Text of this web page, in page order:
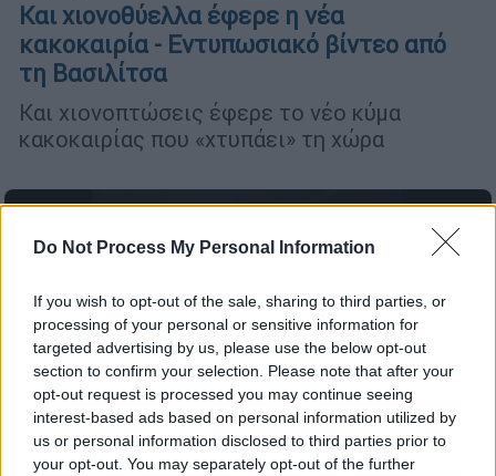
Do Not Process My Personal Information
If you wish to opt-out of the sale, sharing to third parties, or
processing of your personal or sensitive information for
targeted advertising by us, please use the below opt-out
section to confirm your selection. Please note that after your
opt-out request is processed you may continue seeing
interest-based ads based on personal information utilized by
us or personal information disclosed to third parties prior to
your opt-out. You may separately opt-out of the further
Και χιονοθύελλα έφερε η νέα
κακοκαιρία - Εντυπωσιακό βίντεο από
τη Βασιλίτσα
Και χιονοπτώσεις έφερε το νέο κύμα
κακοκαιρίας που «χτυπάει» τη χώρα